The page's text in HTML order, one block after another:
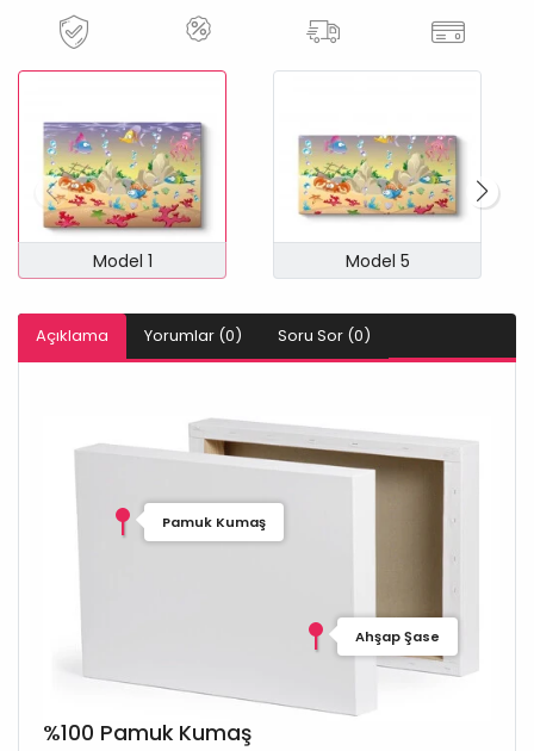
Model 1 Model 5
Açıklama Yorumlar (0) Soru Sor (0)
Pamuk Kumaş
Ahşap Şase
%100 Pamuk Kumaş